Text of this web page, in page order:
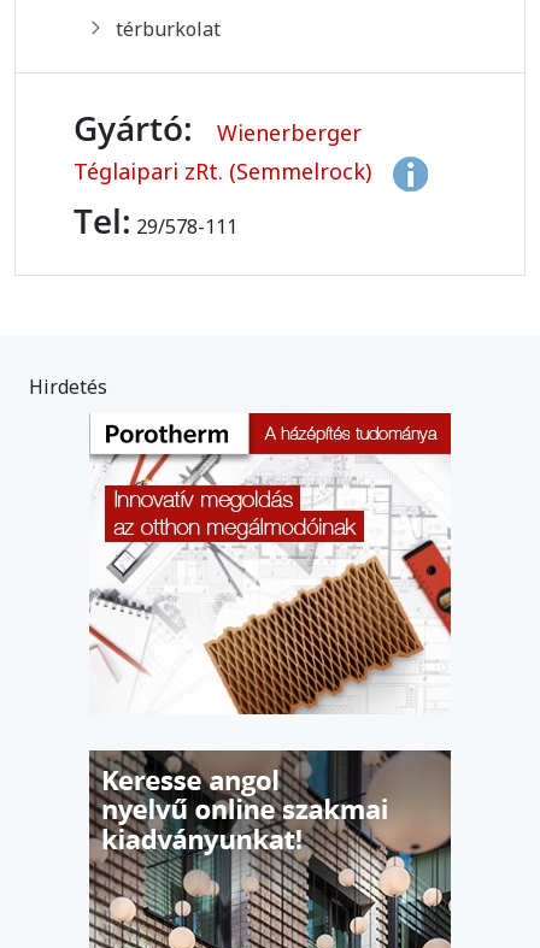
térburkolat
Gyártó:
Wienerberger
Téglaipari zRt. (Semmelrock)
Tel: 29/578-111
Hirdetés